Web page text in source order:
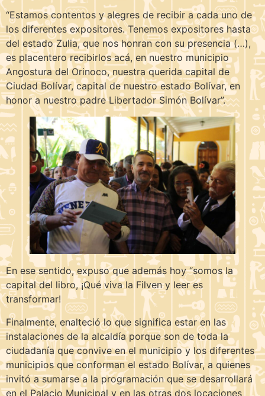
“Estamos contentos y alegres de recibir a cada uno de
los diferentes expositores. Tenemos expositores hasta
del estado Zulia, que nos honran con su presencia (…),
es placentero recibirlos acá, en nuestro municipio
Angostura del Orinoco, nuestra querida capital de
Ciudad Bolívar, capital de nuestro estado Bolívar, en
honor a nuestro padre Libertador Simón Bolívar”.
En ese sentido, expuso que además hoy “somos la
capital del libro, ¡Qué viva la Filven y leer es
transformar!
Finalmente, enalteció lo que significa estar en las
instalaciones de la alcaldía porque son de toda la
ciudadanía que convive en el municipio y los diferentes
municipios que conforman el estado Bolívar, a quienes
invitó a sumarse a la programación que se desarrollará
en el Palacio Municipal y en las otras dos locaciones